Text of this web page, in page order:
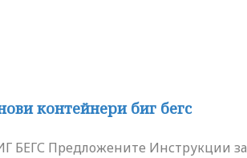
контейнери биг бегс
Предложените Инструкции за